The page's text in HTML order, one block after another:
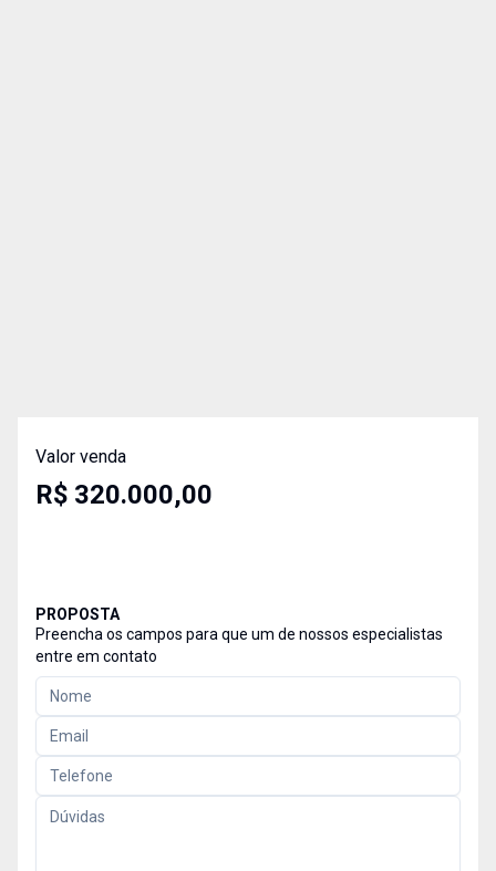
Valor venda
R$ 320.000,00
PROPOSTA
Preencha os campos para que um de nossos especialistas
entre em contato